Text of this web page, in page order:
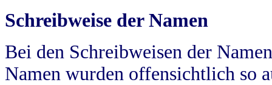
Schreibweise der Namen
Bei den Schreibweisen der
Namen wurden offensichtlich so